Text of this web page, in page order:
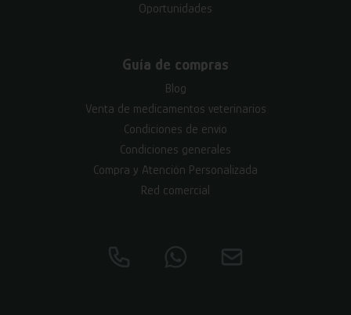
Oportunidades
Guía de compras
Blog
Venta de medicamentos veterinarios
Condiciones de envío
Condiciones generales
Compra y Atención Personalizada
Red comercial